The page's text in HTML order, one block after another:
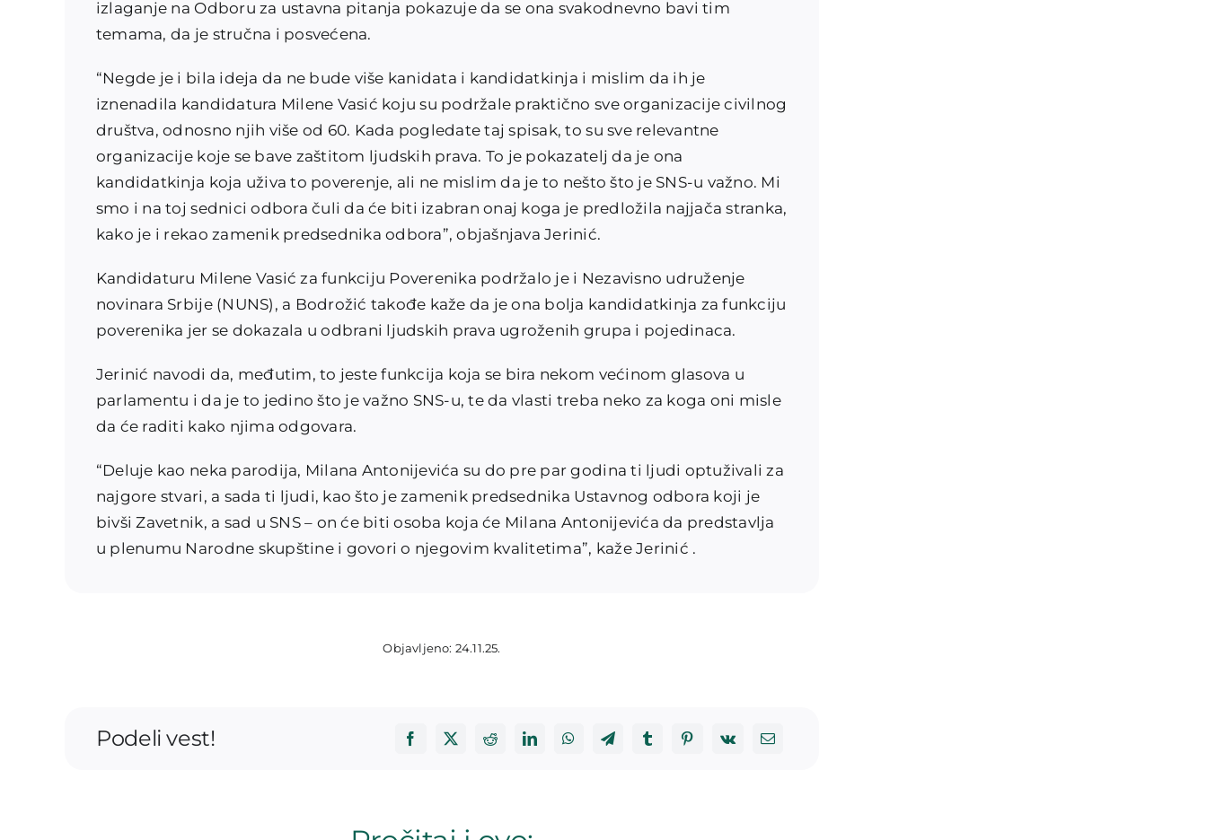
izlaganje na Odboru za ustavna pitanja pokazuje da se ona svakodnevno bavi tim
temama, da je stručna i posvećena.
“Negde je i bila ideja da ne bude više kanidata i kandidatkinja i mislim da ih je
iznenadila kandidatura Milene Vasić koju su podržale praktično sve organizacije civilnog
društva, odnosno njih više od 60. Kada pogledate taj spisak, to su sve relevantne
organizacije koje se bave zaštitom ljudskih prava. To je pokazatelj da je ona
kandidatkinja koja uživa to poverenje, ali ne mislim da je to nešto što je SNS-u važno. Mi
smo i na toj sednici odbora čuli da će biti izabran onaj koga je predložila najjača stranka,
kako je i rekao zamenik predsednika odbora”, objašnjava Jerinić.
Kandidaturu Milene Vasić za funkciju Poverenika podržalo je i Nezavisno udruženje
novinara Srbije (NUNS), a Bodrožić takođe kaže da je ona bolja kandidatkinja za funkciju
poverenika jer se dokazala u odbrani ljudskih prava ugroženih grupa i pojedinaca.
Jerinić navodi da, međutim, to jeste funkcija koja se bira nekom većinom glasova u
parlamentu i da je to jedino što je važno SNS-u, te da vlasti treba neko za koga oni misle
da će raditi kako njima odgovara.
“Deluje kao neka parodija, Milana Antonijevića su do pre par godina ti ljudi optuživali za
najgore stvari, a sada ti ljudi, kao što je zamenik predsednika Ustavnog odbora koji je
bivši Zavetnik, a sad u SNS – on će biti osoba koja će Milana Antonijevića da predstavlja
u plenumu Narodne skupštine i govori o njegovim kvalitetima”, kaže Jerinić .
Objavljeno: 24.11.25.
Podeli vest!